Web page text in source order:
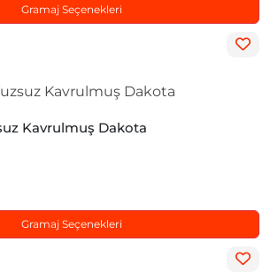
Gramaj Seçenekleri
Kavrulmuş Dakota
Gramaj Seçenekleri